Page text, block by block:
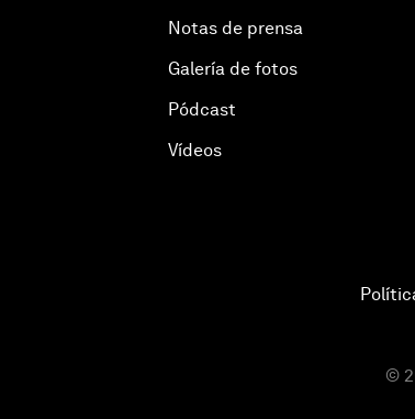
Notas de prensa
Galería de fotos
Pódcast
Vídeos
©